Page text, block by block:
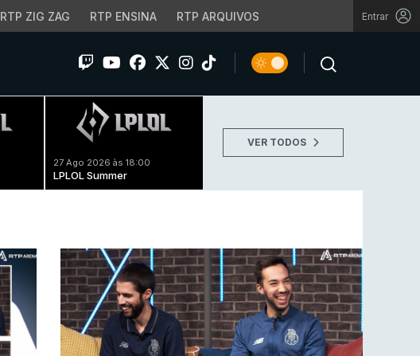
RTP ZIG ZAG RTP ENSINA RTP ARQUIVOS Entrar
27 Ago 2026 às 18:00
LPLOL Summer
VER TODOS